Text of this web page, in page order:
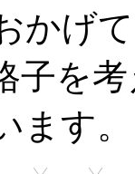
かげ
子を
ます。